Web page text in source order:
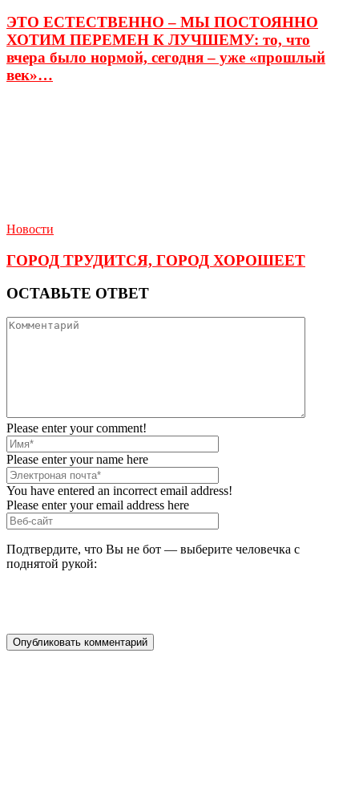
ЭТО ЕСТЕСТВЕННО – МЫ ПОСТОЯННО
ХОТИМ ПЕРЕМЕН К ЛУЧШЕМУ: то, что
вчера было нормой, сегодня – уже «прошлый
век»…
Новости
ГОРОД ТРУДИТСЯ, ГОРОД ХОРОШЕЕТ
ОСТАВЬТЕ ОТВЕТ
Please enter your comment!
Please enter your name here
You have entered an incorrect email address!
Please enter your email address here
Подтвердите, что Вы не бот — выберите человечка с
поднятой рукой: